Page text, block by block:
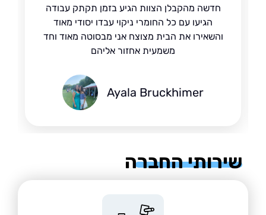
חדשה מהקבלן הצוות הגיע בזמן תקתק עבודה
הגיעו עם כל החומרי ניקוי עבדו יסודי מאוד
והשאירו את הבית מצוצח אני מבסוטה מאוד וחד
משמעית אחזור אליהם
Ayala Bruckhimer
החברה